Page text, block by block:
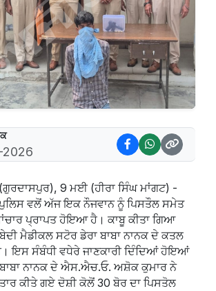
(ਗੁਰਦਾਸਪੁਰ), 9 ਮਈ (ਹੀਰਾ ਸਿੰਘ ਮਾਂਗਟ) -
ਪੁਲਿਸ ਵਲੋਂ ਅੱਜ ਇਕ ਨੌਜਵਾਨ ਨੂੰ ਪਿਸਤੌਲ ਸਮੇਤ
ਪ੍ਰਾਪਤ ਹੋਇਆ ਹੈ। ਕਾਬੂ ਕੀਤਾ ਗਿਆ
ਮੈਡੀਕਲ ਸਟੋਰ ਡੇਰਾ ਬਾਬਾ ਨਾਨਕ ਦੇ ਕਤਲ
ਇਸ ਸੰਬੰਧੀ ਵਧੇਰੇ ਜਾਣਕਾਰੀ ਦਿੰਦਿਆਂ ਹੋਇਆਂ
ਬਾਬਾ ਨਾਨਕ ਦੇ ਐਸ.ਐਚ.ਓ. ਅਸ਼ੋਕ ਕੁਮਾਰ ਨੇ
ਕੀਤੇ ਗਏ ਦੋਸ਼ੀ ਕੋਲੋਂ 30 ਬੋਰ ਦਾ ਪਿਸਤੋਲ